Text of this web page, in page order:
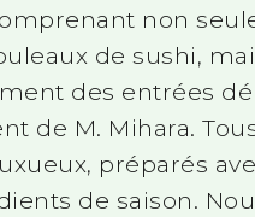
non
de sushi,
des entrées
de M. Mihara.
préparés
de saison.